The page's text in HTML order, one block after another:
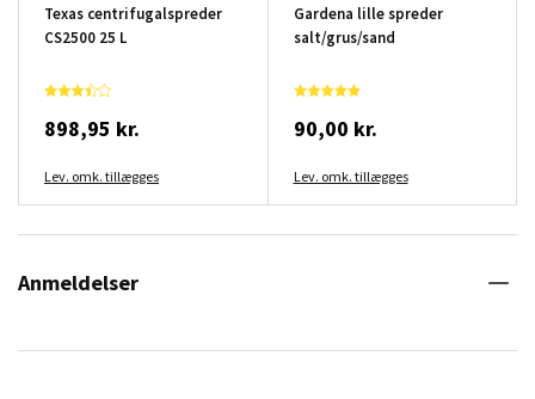
Texas centrifugalspreder
CS2500 25 L
898,95 kr.
Lev. omk. tillægges
Gardena lille spreder
salt/grus/sand
90,00 kr.
Lev. omk. tillægges
Anmeldelser